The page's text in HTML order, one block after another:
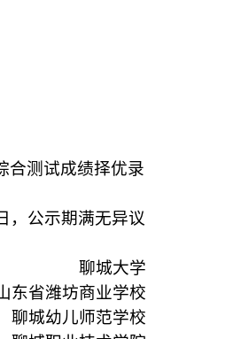
合测试成绩择优录
，公示期满无异议
聊城大学
东省潍坊商业学校
聊城幼儿师范学校